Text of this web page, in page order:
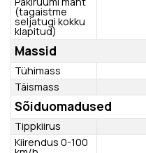
Mõõdud
Pikkus
Laius
Kõrgus
Teljevahe
Min.
pöörderaadius
Kliirens